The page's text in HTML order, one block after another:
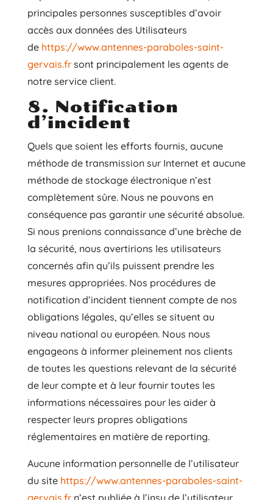
principales personnes susceptibles d’avoir
accès aux données des Utilisateurs
de https://www.antennes-paraboles-saint-
gervais.fr sont principalement les agents de
notre service client.
8. Notification
d’incident
Quels que soient les efforts fournis, aucune
méthode de transmission sur Internet et aucune
méthode de stockage électronique n’est
complètement sûre. Nous ne pouvons en
conséquence pas garantir une sécurité absolue.
Si nous prenions connaissance d’une brèche de
la sécurité, nous avertirions les utilisateurs
concernés afin qu’ils puissent prendre les
mesures appropriées. Nos procédures de
notification d’incident tiennent compte de nos
obligations légales, qu’elles se situent au
niveau national ou européen. Nous nous
engageons à informer pleinement nos clients
de toutes les questions relevant de la sécurité
de leur compte et à leur fournir toutes les
informations nécessaires pour les aider à
respecter leurs propres obligations
réglementaires en matière de reporting.
Aucune information personnelle de l’utilisateur
du site https://www.antennes-paraboles-saint-
gervais.frn’est publiée à l’insu de l’utilisateur,